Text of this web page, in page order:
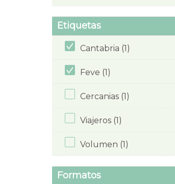
Etiquetas
Cantabria (1)
Feve (1)
Cercanias (1)
Viajeros (1)
Volumen (1)
Formatos